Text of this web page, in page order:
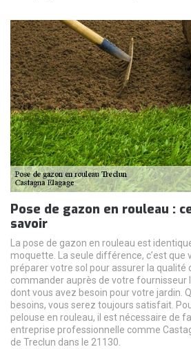
Pose de gazon en rouleau :
savoir
La pose de gazon en rouleau est
moquette. La seule différence, c’est que
préparer votre sol pour assurer la qualité
commander auprès de votre fournisseur
dont vous avez besoin pour votre jardin.
besoins, vous serez toujours satisfait.
pelouse en rouleau, il est nécessaire de
entreprise professionnelle comme
de Treclun dans le 21130.